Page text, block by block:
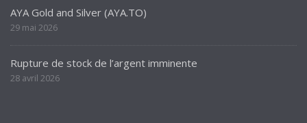
AYA Gold and Silver (AYA.TO)
29 mai 2026
Rupture de stock de l’argent imminente
28 avril 2026